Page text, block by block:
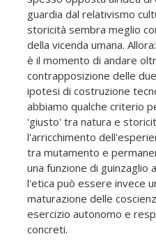
guardia dal relativismo
storicità sembra meglio
della vicenda umana.
è il momento di andare
contrapposizione delle
ipotesi di costruzione
abbiamo qualche criterio
'giusto' tra natura e
l'arricchimento
tra mutamento e
una funzione di guinzaglio
l'etica può essere invece
maturazione delle
esercizio autonomo e
concreti.